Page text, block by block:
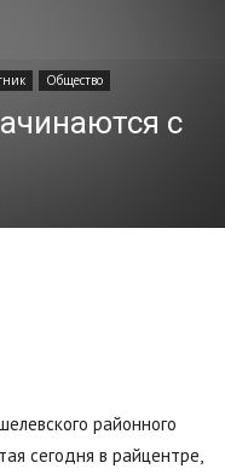
Общество
с
районного
сегодня в райцентре,